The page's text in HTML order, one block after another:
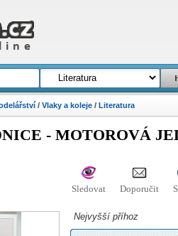
/Vlaky a koleje /Literatura
- MOTOROVÁ
Sledovat Doporučit
Nejvyšší příhoz